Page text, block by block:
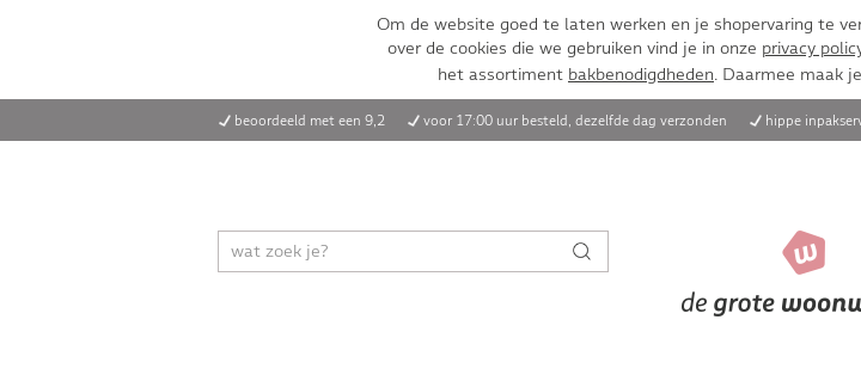
Om de website goed te laten werken en je shopervaring te
over de cookies die we gebruiken vind je in onze privacy
het assortiment bakbenodigdheden. Daarmee maak
beoordeeld met een 9,2 voor 17:00 uur besteld, dezelfde dag verzonden hippe